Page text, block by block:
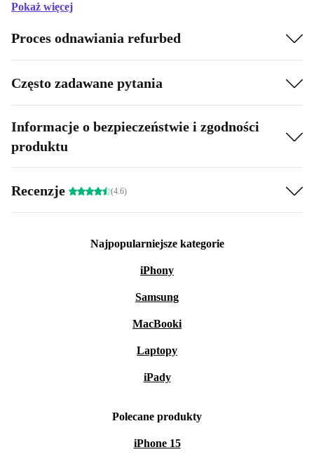
Pokaż więcej
Proces odnawiania refurbed
Często zadawane pytania
Informacje o bezpieczeństwie i zgodności
produktu
Recenzje (4.6)
Najpopularniejsze kategorie
iPhony
Samsung
MacBooki
Laptopy
iPady
Polecane produkty
iPhone 15